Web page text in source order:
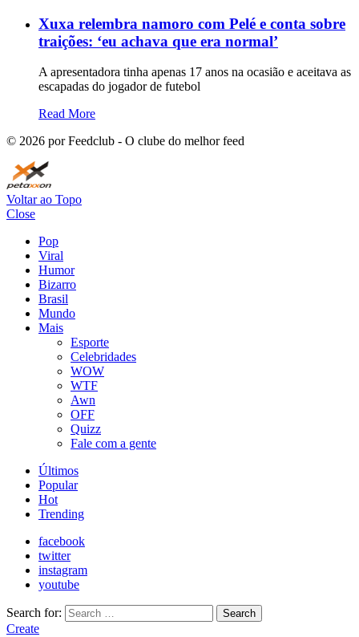
Xuxa relembra namoro com Pelé e conta sobre
traições: ‘eu achava que era normal’
A apresentadora tinha apenas 17 anos na ocasião e aceitava as
escapadas do jogador de futebol
Read More
© 2026 por Feedclub - O clube do melhor feed
Voltar ao Topo
Close
Pop
Viral
Humor
Bizarro
Brasil
Mundo
Mais
Esporte
Celebridades
WOW
WTF
Awn
OFF
Quizz
Fale com a gente
Últimos
Popular
Hot
Trending
facebook
twitter
instagram
youtube
Search for: Search
Create